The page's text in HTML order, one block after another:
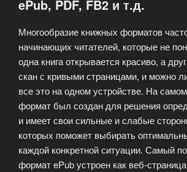
ePub, PDF, FB2 и т.д.
Многообразие книжных форматов
начинающих читателей, которые не
одна книга открывается красиво, а
скан с кривыми страницами, и можно
все это на одном устройстве. На
формат был создан для решения
и имеет свои сильные и слабые
которых поможет выбирать
каждой конкретной ситуации. Самый
формат ePub устроен как веб-